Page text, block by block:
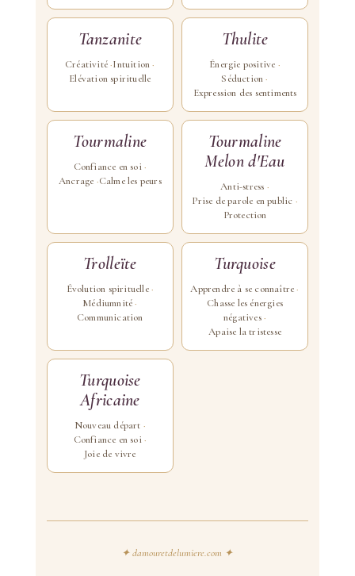
Tanzanite
Créativité Intuition
Elévation spirituelle
Thulite
Énergie positive
Séduction
Expression des sentiments
Tourmaline
Confiance en soi
Ancrage Calme les peurs
Tourmaline
Melon d'Eau
Anti-stress
Prise de parole en public
Protection
Trolleïte
Évolution spirituelle
Médiumnité
Communication
Turquoise
Apprendre à se connaître
Chasse les énergies
négatives
Apaise la tristesse
Turquoise
Africaine
Nouveau départ
Confiance en soi
Joie de vivre
✦ damouretdelumiere.com ✦